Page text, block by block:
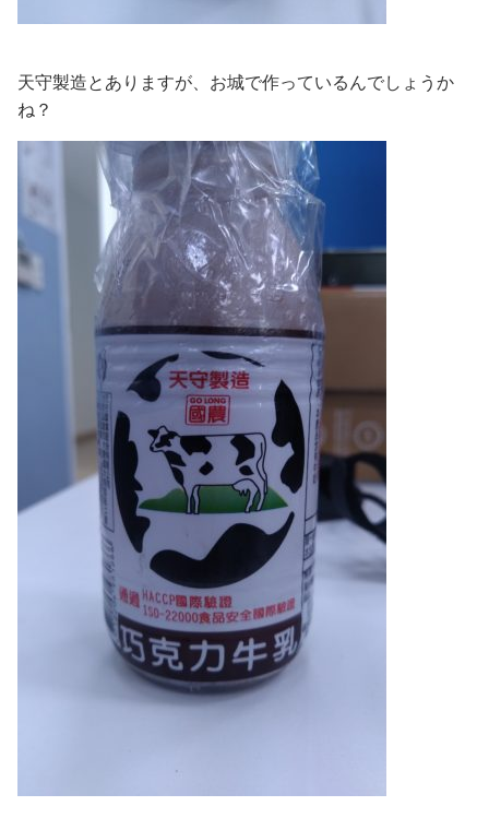
天守製造とありますが、お城で作っているんでしょうか
ね？